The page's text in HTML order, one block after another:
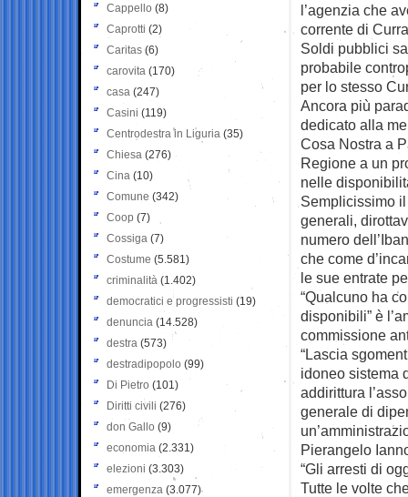
l’agenzia che
corrente di
Soldi pubblici
probabile
per lo stesso
Ancora più
dedicato alla
Cosa Nostra a
Regione a un
nelle
Semplicissimo
generali,
numero
che come
le sue entrate
“Qualcuno ha
disponibili” è
commissione
“Lascia
idoneo sistema
addirittura
generale di
Pierangelo
“Gli arresti di
Tutte le volte
Cappello (8)
Caprotti (2)
Caritas (6)
carovita (170)
casa (247)
Casini (119)
Centrodestra in Liguria (35)
Chiesa (276)
Cina (10)
Comune (342)
Coop (7)
Cossiga (7)
Costume (5.581)
criminalità (1.402)
democratici e progressisti (19)
denuncia (14.528)
destra (573)
destradipopolo (99)
Di Pietro (101)
Diritti civili (276)
don Gallo (9)
economia (2.331)
elezioni (3.303)
emergenza (3.077)